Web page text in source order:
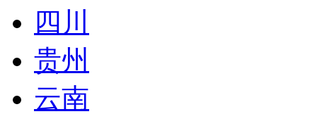
四川
贵州
云南